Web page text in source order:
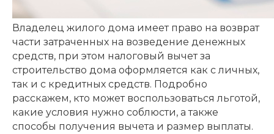
Владелец жилого дома имеет право на возврат
части затраченных на возведение денежных
средств, при этом налоговый вычет за
строительство дома оформляется как с личных,
так и с кредитных средств. Подробно
расскажем, кто может воспользоваться льготой,
какие условия нужно соблюсти, а также
способы получения вычета и размер выплаты.